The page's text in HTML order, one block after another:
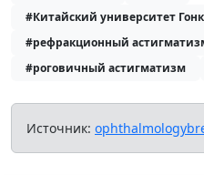
#Китайский университет
#рефракционный
#роговичный астигматизм
Источник: